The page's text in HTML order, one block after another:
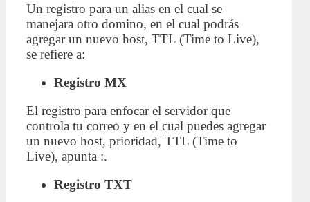
Un registro para un alias en el cual se
manejara otro domino, en el cual podrás
agregar un nuevo host, TTL (Time to Live),
se refiere a:
Registro MX
El registro para enfocar el servidor que
controla tu correo y en el cual puedes agregar
un nuevo host, prioridad, TTL (Time to
Live), apunta :.
Registro TXT